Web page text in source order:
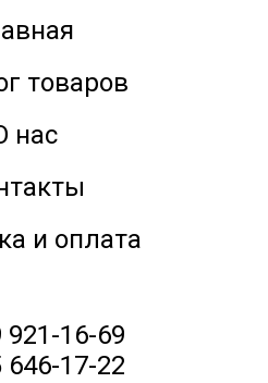
товаров
нас
и оплата
921-16-69
646-17-22